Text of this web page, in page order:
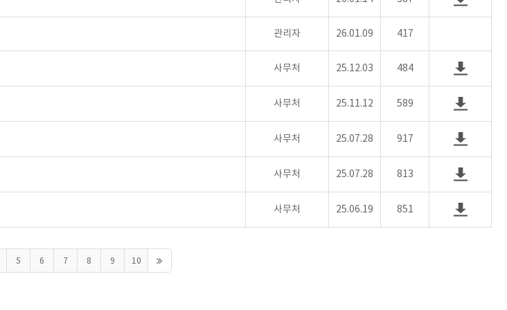
관리자 26.01.09 417
사무처 25.12.03 484
사무처 25.11.12 589
사무처 25.07.28 917
사무처 25.07.28 813
사무처 25.06.19 851
5 6 7 8 9 10